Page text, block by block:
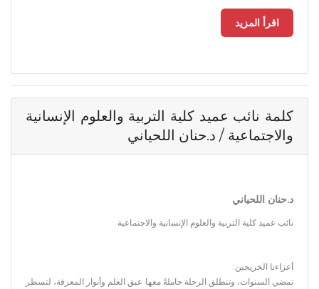
اقرأ المزيد
كلمة نائب عميد كلية التربية والعلوم الإنسانية
والاجتماعية / د.حنان اللحياني
د.حنان اللحياني
نائب عميد كلية التربية والعلوم الإنسانية والاجتماعية
أعزاءنا الخريجين:
تمضي السنوات، وتنطلق الرحلة حاملةً معها عبق العلم وأنوار المعرفة، لتسطر